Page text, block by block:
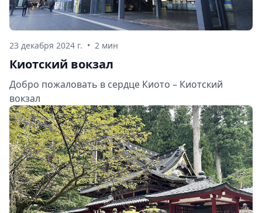
23 декабря 2024 г. • 2 мин
Киотский вокзал
Добро пожаловать в сердце Киото – Киотский
вокзал